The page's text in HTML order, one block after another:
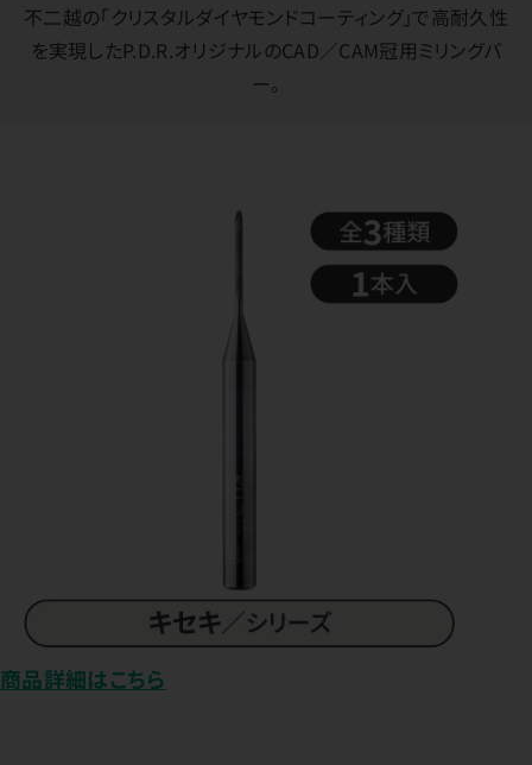
不二越の「クリスタルダイヤモンドコーティング」で高耐久性
を実現したP.D.R.オリジナルのCAD／CAM冠用ミリングバ
ー。
商品詳細はこちら